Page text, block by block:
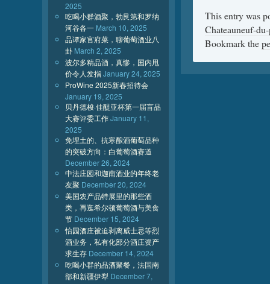
This entry was
Chateauneuf-
Bookmark the
2025
吃喝小群酒聚，勃艮第和罗纳
河谷各一 March 10, 2025
品谭家官府菜，聊葡萄酒业八
卦 March 2, 2025
波尔多精品酒，真惨，国内甩
价令人发指January 24, 2025
ProWine 2025新春招待会
January 19, 2025
贝丹德梭·佳醍亚杯第一届盲品
大赛评委工作January 11,
2025
免埋土的、抗寒酿酒葡萄品种
的突破方向：白葡萄酒赛道
December 26, 2024
中法庄园和迦南酒业的年终老
友聚 December 20, 2024
美国农产品特展里的那些酒
类，再逛希尔顿葡萄酒与美食
节 December 15, 2024
怡园酒庄被迫剥离威士忌等烈
酒业务，私有化部分酒庄资产
求生存 December 14, 2024
吃喝小群的品酒聚餐，法国南
部和新疆伊犁 December 7,